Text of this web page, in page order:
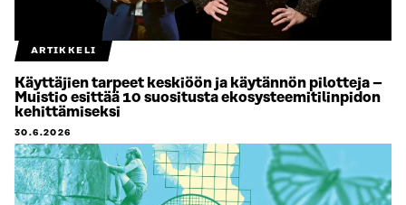
ARTIKKELI
Käyttäjien tarpeet keskiöön ja käytännön pilotteja –
Muistio esittää 10 suositusta ekosysteemitilinpidon
kehittämiseksi
30.6.2026